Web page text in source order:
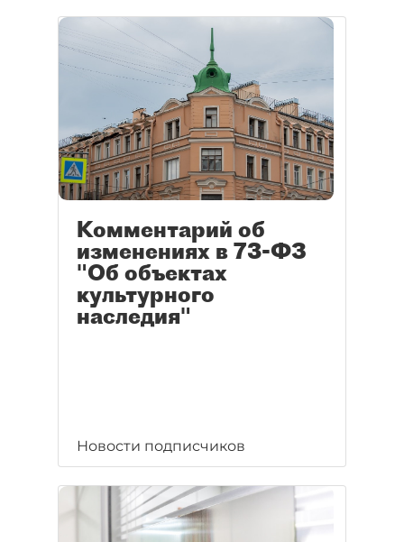
Комментарий об
изменениях в 73-ФЗ
"Об объектах
культурного
наследия"
Новости подписчиков